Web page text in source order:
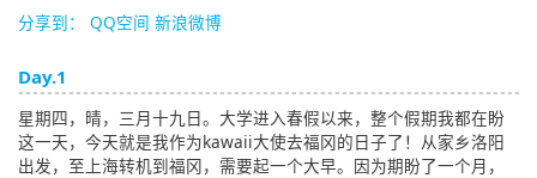
分享到： QQ空间 新浪微博
Day.1
星期四，晴，三月十九日。大学进入春假以来，整个假期我都在盼
这一天，今天就是我作为kawaii大使去福冈的日子了！从家乡洛阳
出发，至上海转机到福冈，需要起一个大早。因为期盼了一个月，